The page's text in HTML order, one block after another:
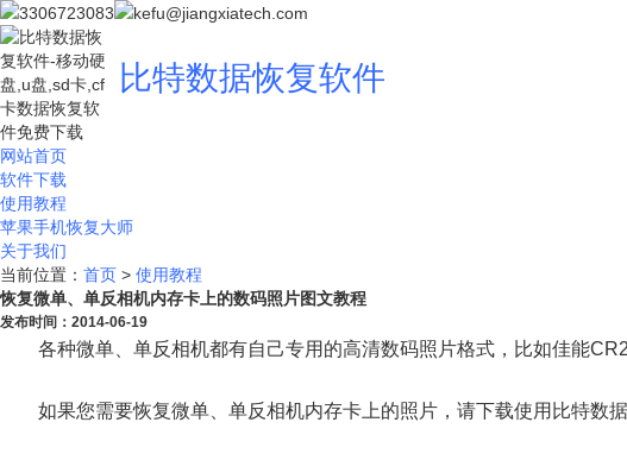
3306723083 kefu@jiangxiatech.com
比特数据恢复软件
网站首页
软件下载
使用教程
苹果手机恢复大师
关于我们
当前位置： 首页 > 使用教程
恢复微单、单反相机内存卡上的数码照片图文教程
发布时间：2014-06-19
各种微单、单反相机都有自己专用的高清数码照片格式，比如佳能
如果您需要恢复微单、单反相机内存卡上的照片，请下载使用比特数据